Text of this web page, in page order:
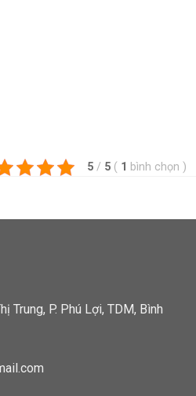
5 / 5 ( 1 bình chọn )
Trung, P. Phú Lợi, TDM, Bình